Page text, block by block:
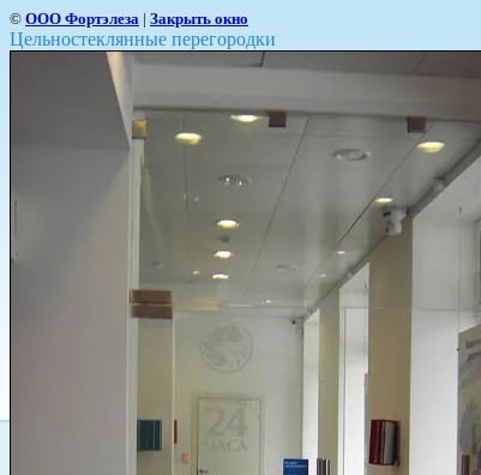
© ООО Фортэлеза | Закрыть окно
Цельностеклянные перегородки